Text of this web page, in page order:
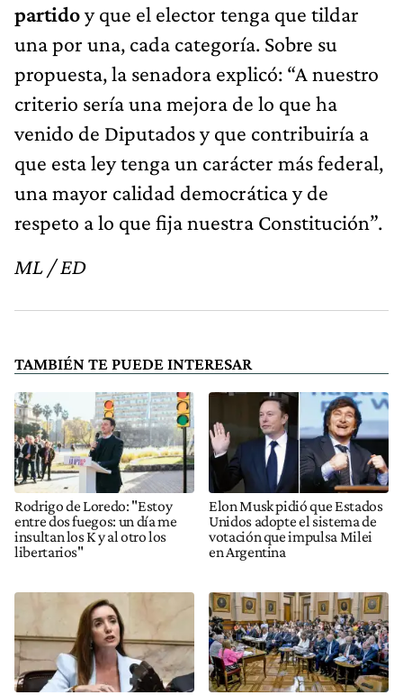
partidoy que el elector tenga que tildar
una por una, cada categoría. Sobre su
propuesta, la senadora explicó: “A nuestro
criterio sería una mejora de lo que ha
venido de Diputados y que contribuiría a
que esta ley tenga un carácter más federal,
una mayor calidad democrática y de
respeto a lo que fija nuestra Constitución”.
ML / ED
TAMBIÉN TE PUEDE INTERESAR
Rodrigo de Loredo: "Estoy
entre dos fuegos: un día me
insultan los K y al otro los
libertarios"
Elon Musk pidió que Estados
Unidos adopte el sistema de
votación que impulsa Milei
en Argentina